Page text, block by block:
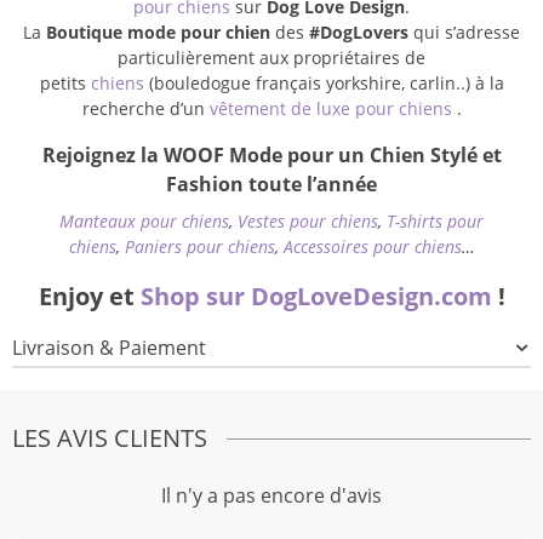
pour chiens sur Dog Love Design.
La Boutique mode pour chien des #DogLovers qui s’adresse
particulièrement aux propriétaires de
petits chiens (bouledogue français yorkshire, carlin..) à la
recherche d’un vêtement de luxe pour chiens .
Rejoignez la WOOF Mode pour un Chien Stylé et
Fashion toute l’année
Manteaux pour chiens, Vestes pour chiens, T-shirts pour
chiens, Paniers pour chiens,Accessoires pour chiens…
Enjoy et Shop sur DogLoveDesign.com !
Livraison & Paiement
LES AVIS CLIENTS
Il n'y a pas encore d'avis